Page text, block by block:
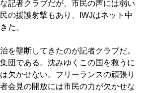
記者クラブだが、市民の声には弱い
の援護射撃もあり、IWJはネット中
た。
を壟断してきたのが記者クラブだ。
団である。沈みゆくこの国を救うに
欠かせない。フリーランスの頑張り
会見の開放には市民の力が欠かせな